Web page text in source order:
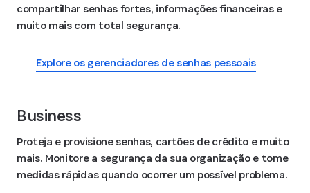
compartilhar senhas fortes, informações financeiras e
muito mais com total segurança.
Explore os gerenciadores de senhas pessoais
Business
Proteja e provisione senhas, cartões de crédito e muito
mais. Monitore a segurança da sua organização e tome
medidas rápidas quando ocorrer um possível problema.